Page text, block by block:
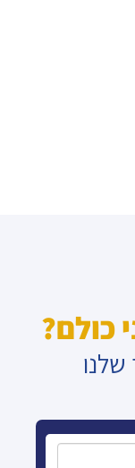
כולם?
שלנו